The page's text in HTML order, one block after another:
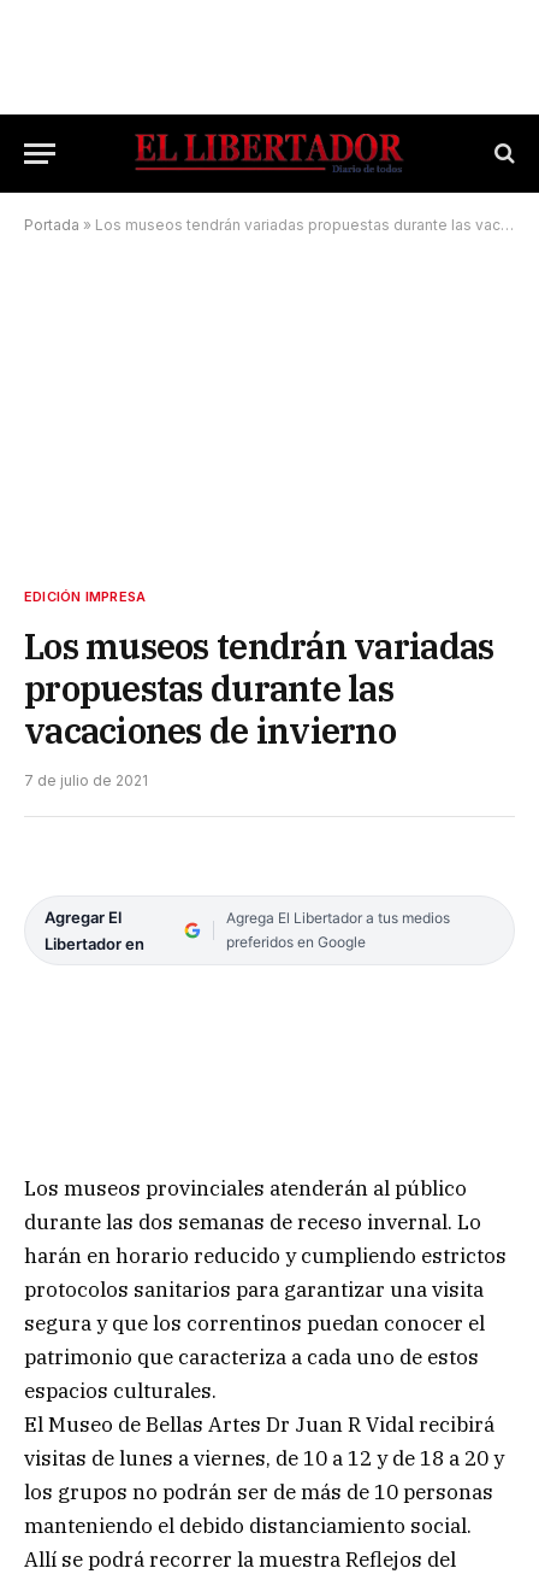
Portada » Los museos tendrán variadas propuestas durante las vacaciones de invierno
EDICIÓN IMPRESA
Los museos tendrán variadas
propuestas durante las
vacaciones de invierno
7 de julio de 2021
Agregar El
Libertador en
Agrega El Libertador a tus medios
preferidos en Google
Los museos provinciales atenderán al público
durante las dos semanas de receso invernal. Lo
harán en horario reducido y cumpliendo estrictos
protocolos sanitarios para garantizar una visita
segura y que los correntinos puedan conocer el
patrimonio que caracteriza a cada uno de estos
espacios culturales.
El Museo de Bellas Artes Dr Juan R Vidal recibirá
visitas de lunes a viernes, de 10 a 12 y de 18 a 20 y
los grupos no podrán ser de más de 10 personas
manteniendo el debido distanciamiento social.
Allí se podrá recorrer la muestra Reflejos del